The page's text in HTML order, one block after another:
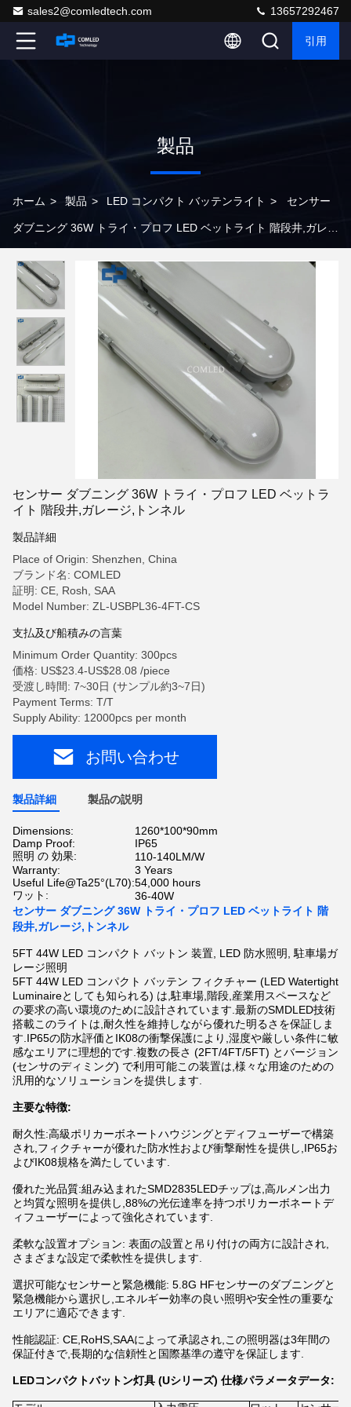
sales2@comledtech.com 13657292467
引用
製品
ホーム > 製品 > LED コンパクト バッテンライト > センサー
ダブニング 36W トライ・プロフ LED ベットライト 階段井,ガレー
センサー ダブニング 36W トライ・プロフ LED ベットラ
イト 階段井,ガレージ,トンネル
製品詳細
Place of Origin: Shenzhen, China
ブランド名: COMLED
証明: CE, Rosh, SAA
Model Number: ZL-USBPL36-4FT-CS
支払及び船積みの言葉
Minimum Order Quantity: 300pcs
価格: US$23.4-US$28.08 /piece
受渡し時間: 7~30日 (サンプル約3~7日)
Payment Terms: T/T
Supply Ability: 12000pcs per month
お問い合わせ
製品詳細 製品の説明
Dimensions:
1260*100*90mm
Damp Proof:
IP65
照明 の 効果:
110-140LM/W
Warranty:
3 Years
Useful Life@Ta25°(L70):54,000 hours
ワット:
36-40W
センサー ダブニング 36W トライ・プロフ LED ベットライト 階
段井,ガレージ,トンネル
5FT 44W LED コンパクト バットン 装置, LED 防水照明, 駐車場ガ
レージ照明
5FT 44W LED コンパクト バッテン フィクチャー (LED Watertight
Luminaireとしても知られる) は,駐車場,階段,産業用スペースなど
の要求の高い環境のために設計されています.最新のSMDLED技術
搭載このライトは,耐久性を維持しながら優れた明るさを保証しま
す.IP65の防水評価とIK08の衝撃保護により,湿度や厳しい条件に敏
感なエリアに理想的です.複数の長さ (2FT/4FT/5FT) とバージョン
(センサのディミング) で利用可能この装置は,様々な用途のための
汎用的なソリューションを提供します.
主要な特徴:
耐久性:高級ポリカーボネートハウジングとディフューザーで構築
され,フィクチャーが優れた防水性および衝撃耐性を提供し,IP65お
よびIK08規格を満たしています.
優れた光品質:組み込まれたSMD2835LEDチップは,高ルメン出力
と均質な照明を提供し,88%の光伝達率を持つポリカーボネートデ
ィフューザーによって強化されています.
柔軟な設置オプション: 表面の設置と吊り付けの両方に設計され,
さまざまな設定で柔軟性を提供します.
選択可能なセンサーと緊急機能: 5.8G HFセンサーのダブニングと
緊急機能から選択し,エネルギー効率の良い照明や安全性の重要な
エリアに適応できます.
性能認証: CE,RoHS,SAAによって承認され,この照明器は3年間の
保証付きで,長期的な信頼性と国際基準の遵守を保証します.
LEDコンパクトバットン灯具 (Uシリーズ) 仕様パラメータデータ: